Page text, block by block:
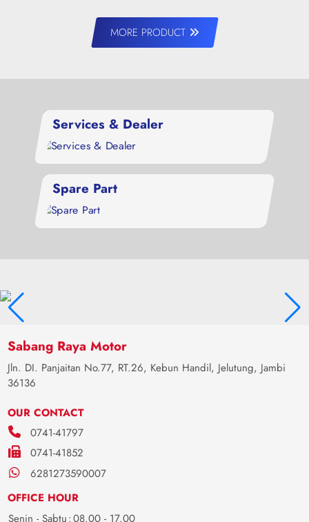
MORE PRODUCT
Services & Dealer
Spare Part
Sabang Raya Motor
Jln. DI. Panjaitan No.77, RT.26, Kebun Handil, Jelutung, Jambi
36136
OUR CONTACT
0741-41797
0741-41852
6281273590007
OFFICE HOUR
Senin - Sabtu:08.00 - 17.00